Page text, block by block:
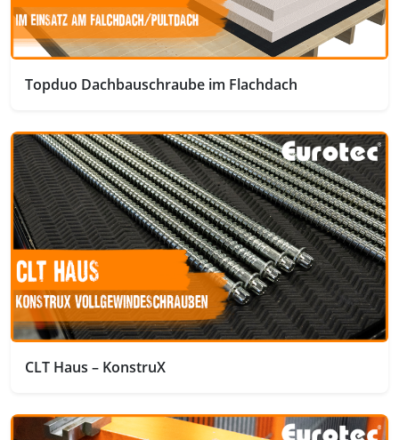
Topduo Dachbauschraube im Flachdach
CLT Haus – KonstruX